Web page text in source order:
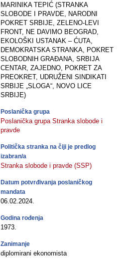
MARINIKA TEPIĆ (STRANKA
SLOBODE I PRAVDE, NARODNI
POKRET SRBIJE, ZELENO-LEVI
FRONT, NE DAVIMO BEOGRAD,
EKOLOŠKI USTANAK – ĆUTA,
DEMOKRATSKA STRANKA, POKRET
SLOBODNIH GRAĐANA, SRBIJA
CENTAR, ZAJEDNO, POKRET ZA
PREOKRET, UDRUŽENI SINDIKATI
SRBIJE „SLOGA“, NOVO LICE
SRBIJE)
Poslanička grupa
Poslanička grupa Stranka slobode i
pravde
Politička stranka na čiji je predlog
izabran/a
Stranka slobode i pravde (SSP)
Datum potvrđivanja poslaničkog
mandata
06.02.2024.
Godina rođenja
1973.
Zanimanje
diplomirani ekonomista